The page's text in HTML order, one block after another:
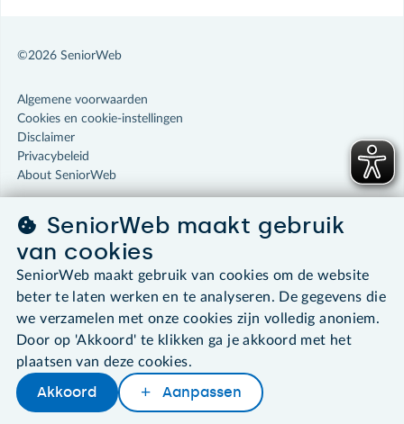
Later lezenDelen
©2026 SeniorWeb
Algemene voorwaarden
Cookies en cookie-instellingen
Disclaimer
Privacybeleid
About SeniorWeb
SeniorWeb maakt gebruik
van cookies
SeniorWeb maakt gebruik van cookies om de website
beter te laten werken en te analyseren. De gegevens die
we verzamelen met onze cookies zijn volledig anoniem.
Door op 'Akkoord' te klikken ga je akkoord met het
plaatsen van deze cookies.
Akkoord Aanpassen